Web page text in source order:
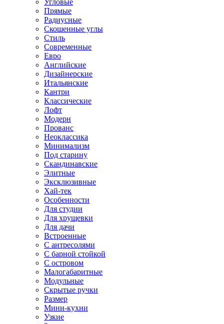
Угловые
Прямые
Радиусные
Скошенные углы
Стиль
Современные
Евро
Английские
Дизайнерские
Итальянские
Кантри
Классические
Лофт
Модерн
Прованс
Неоклассика
Минимализм
Под старину
Скандинавские
Элитные
Эксклюзивные
Хай-тек
Особенности
Для студии
Для хрущевки
Для дачи
Встроенные
С антресолями
С барной стойкой
С островом
Малогабаритные
Модульные
Скрытые ручки
Размер
Мини-кухни
Узкие